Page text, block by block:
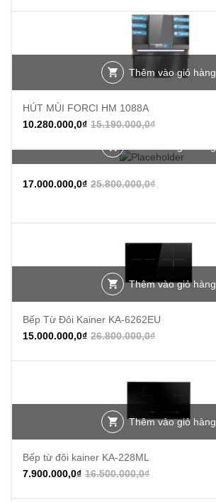
Thêm vào giỏ hàng
HÚT MÙI FORCI HM 1088A
15.190.000,0₫
10.280.000,0₫
25.800.000,0₫
17.000.000,0₫
Thêm vào giỏ hàng
Bếp Từ Đôi Kainer KA-6262EU
26.800.000,0₫
15.000.000,0₫
Thêm vào giỏ hàng
Bếp từ đôi kainer KA-228ML
16.500.000,0₫
7.900.000,0₫